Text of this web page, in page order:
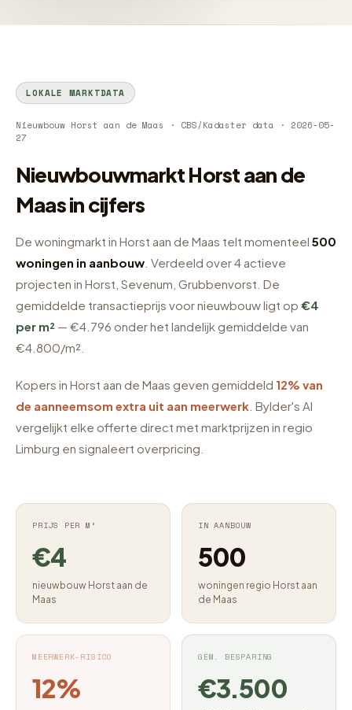
LOKALE MARKTDATA
Nieuwbouw Horst aan de Maas · CBS/Kadaster data · 2026-05-
27
Nieuwbouwmarkt Horst aan de
Maas in cijfers
De woningmarkt in Horst aan de Maas telt momenteel 500
woningen in aanbouw . Verdeeld over 4 actieve
projecten in Horst, Sevenum, Grubbenvorst. De
gemiddelde transactieprijs voor nieuwbouw ligt op €4
per m² — €4.796 onder het landelijk gemiddelde van
€4.800/m².
Kopers in Horst aan de Maas geven gemiddeld 12% van
de aanneemsom extra uit aan meerwerk . Bylder's AI
vergelijkt elke offerte direct met marktprijzen in regio
Limburg en signaleert overpricing.
PRIJS PER M²
€4
nieuwbouw Horst aan de
Maas
IN AANBOUW
500
woningen regio Horst aan
de Maas
MEERWERK-RISICO
12%
GEM. BESPARING
€3.500